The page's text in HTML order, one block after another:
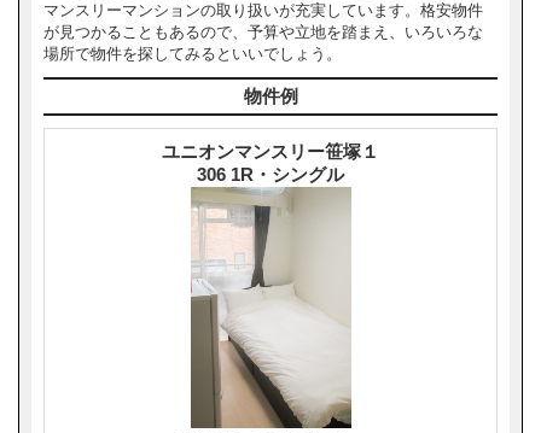
マンスリーマンションの取り扱いが充実しています。格安物件
が見つかることもあるので、予算や立地を踏まえ、いろいろな
場所で物件を探してみるといいでしょう。
物件例
ユニオンマンスリー笹塚１
306 1R・シングル